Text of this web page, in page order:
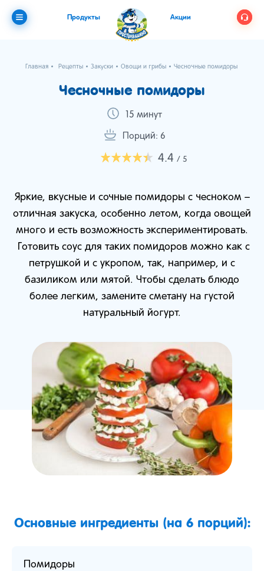
Продукты Акции
Главная Рецепты Закуски Овощи и грибы Чесночные помидоры
Чесночные помидоры
15 минут
Порций: 6
4.4 / 5
Яркие, вкусные и сочные помидоры с чесноком –
отличная закуска, особенно летом, когда овощей
много и есть возможность экспериментировать.
Готовить соус для таких помидоров можно как с
петрушкой и с укропом, так, например, и с
базиликом или мятой. Чтобы сделать блюдо
более легким, замените сметану на густой
натуральный йогурт.
Основные ингредиенты (на 6 порций):
Помидоры